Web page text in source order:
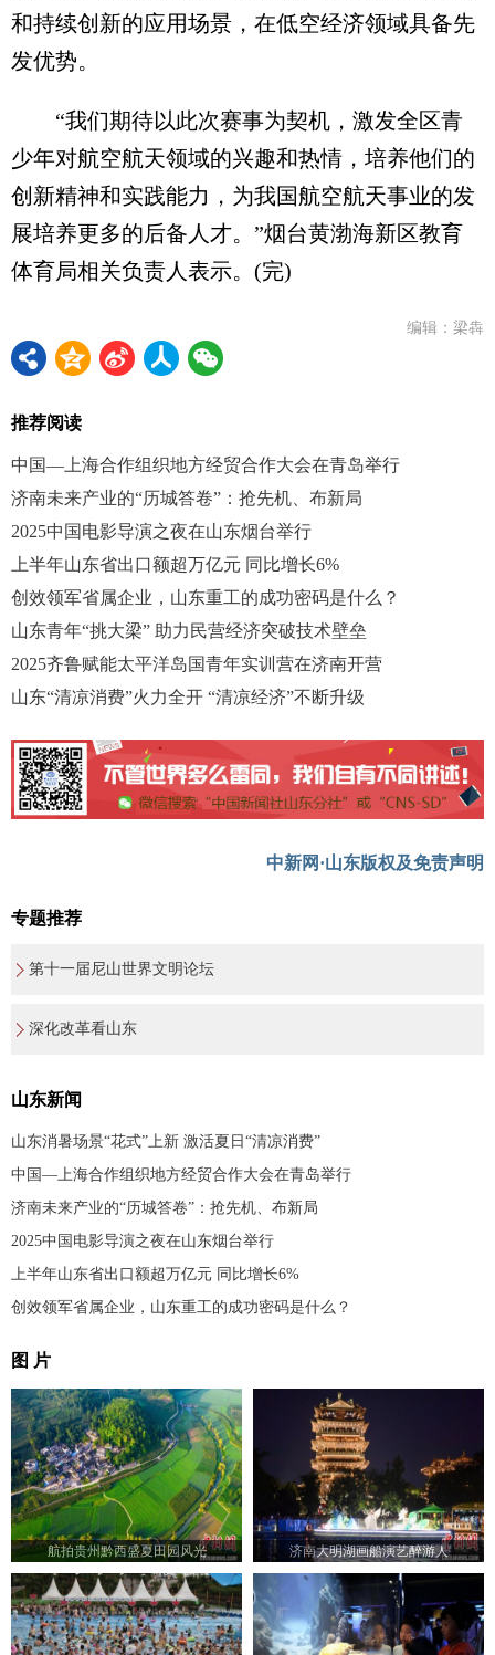
和持续创新的应用场景，在低空经济领域具备先
发优势。
“我们期待以此次赛事为契机，激发全区青
少年对航空航天领域的兴趣和热情，培养他们的
创新精神和实践能力，为我国航空航天事业的发
展培养更多的后备人才。”烟台黄渤海新区教育
体育局相关负责人表示。(完)
编辑：梁犇
推荐阅读
中国—上海合作组织地方经贸合作大会在青岛举行
济南未来产业的“历城答卷”：抢先机、布新局
2025中国电影导演之夜在山东烟台举行
上半年山东省出口额超万亿元 同比增长6%
创效领军省属企业，山东重工的成功密码是什么？
山东青年“挑大梁” 助力民营经济突破技术壁垒
2025齐鲁赋能太平洋岛国青年实训营在济南开营
山东“清凉消费”火力全开 “清凉经济”不断升级
中新网·山东版权及免责声明
专题推荐
第十一届尼山世界文明论坛
深化改革看山东
山东新闻
山东消暑场景“花式”上新 激活夏日“清凉消费”
中国—上海合作组织地方经贸合作大会在青岛举行
济南未来产业的“历城答卷”：抢先机、布新局
2025中国电影导演之夜在山东烟台举行
上半年山东省出口额超万亿元 同比增长6%
创效领军省属企业，山东重工的成功密码是什么？
图 片
航拍贵州黔西盛夏田园风光 济南大明湖画船演艺醉游人